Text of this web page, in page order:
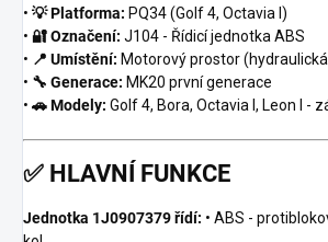
• 💡 Platforma: PQ34 (Golf 4, Octavia I)
• 🔐 Označení: J104 - Řídicí jednotka ABS
• 📍 Umístění: Motorový prostor
• 🔧 Generace: MK20 první generace
• 🚗 Modely: Golf 4, Bora, Octavia I, Leon I -
✅ HLAVNÍ FUNKCE
Jednotka 1J0907379 řídí: • ABS -